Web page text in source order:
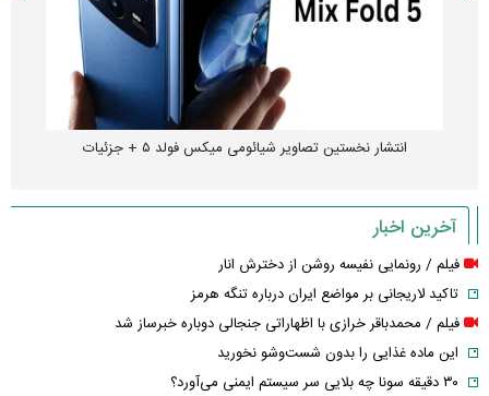
انتشار نخستین تصاویر شیائومی میکس فولد ۵ + جزئیات
آخرین اخبار
فیلم / رونمایی نفیسه روشن از دخترش انار
تاکید لاریجانی بر مواضع ایران درباره تنگه هرمز
فیلم / محمدباقر خرازی با اظهاراتی جنجالی دوباره خبرساز شد
این ماده غذایی را بدون شست‌وشو نخورید
۳۰ دقیقه سونا چه بلایی سر سیستم ایمنی می‌آورد؟